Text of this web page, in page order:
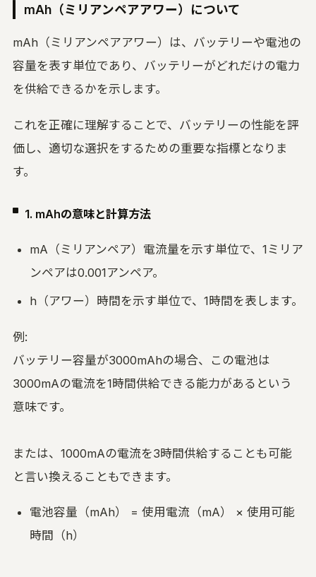
mAh（ミリアンペアアワー）について
mAh（ミリアンペアアワー）は、バッテリーや電池の
容量を表す単位であり、バッテリーがどれだけの電力
を供給できるかを示します。
これを正確に理解することで、バッテリーの性能を評
価し、適切な選択をするための重要な指標となりま
す。
1. mAhの意味と計算方法
mA（ミリアンペア）電流量を示す単位で、1ミリア
ンペアは0.001アンペア。
h（アワー）時間を示す単位で、1時間を表します。
例:
バッテリー容量が3000mAhの場合、この電池は
3000mAの電流を1時間供給できる能力があるという
意味です。
または、1000mAの電流を3時間供給することも可能
と言い換えることもできます。
電池容量（mAh） = 使用電流（mA） × 使用可能
時間（h）